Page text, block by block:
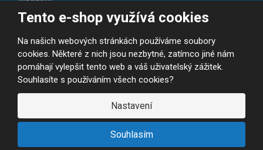
Tento e-shop využívá cookies
Na našich webových stránkách používáme soubory
cookies. Některé z nich jsou nezbytné, zatímco jiné nám
pomáhají vylepšit tento web a váš uživatelský zážitek.
Souhlasíte s používáním všech cookies?
Nastavení
Souhlasím
Tabulka velikostí
© 2026, JP-SPORT.CZ SPORTOVNÍ POTŘEBY
Prohlášení o přístupnosti |Mapa stránek ||GDPR
VYROBILA
R